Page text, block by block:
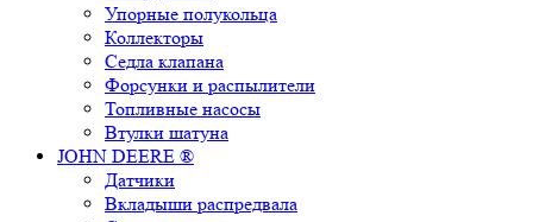
Упорные полукольца
Коллекторы
Седла клапана
Форсунки и распылители
Топливные насосы
Втулки шатуна
JOHN DEERE ®
Датчики
Вкладыши распредвала